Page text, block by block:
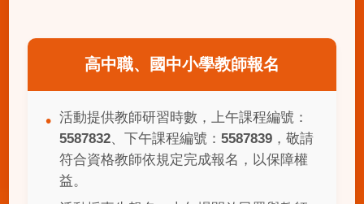
高中職、國中小學教師報名
活動提供教師研習時數，上午課程編號：
5587832、下午課程編號： 5587839，敬請
符合資格教師依規定完成報名，以保障權
益。